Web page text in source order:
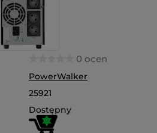
0 ocen
PowerWalker
25921
Dostępny